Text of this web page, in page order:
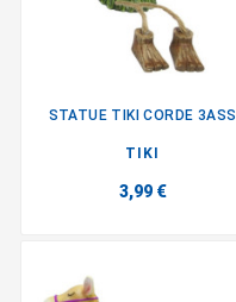
STATUE TIKI CORDE 3ASS
TIKI
3,99 €